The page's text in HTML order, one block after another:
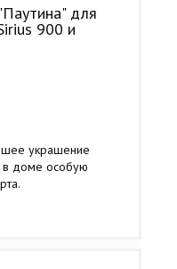
для
900 и
украшение
в доме особую